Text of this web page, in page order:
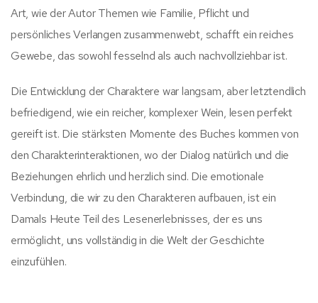
Art, wie der Autor Themen wie Familie, Pflicht und
persönliches Verlangen zusammenwebt, schafft ein reiches
Gewebe, das sowohl fesselnd als auch nachvollziehbar ist.
Die Entwicklung der Charaktere war langsam, aber letztendlich
befriedigend, wie ein reicher, komplexer Wein, lesen perfekt
gereift ist. Die stärksten Momente des Buches kommen von
den Charakterinteraktionen, wo der Dialog natürlich und die
Beziehungen ehrlich und herzlich sind. Die emotionale
Verbindung, die wir zu den Charakteren aufbauen, ist ein
Damals Heute Teil des Lesenerlebnisses, der es uns
ermöglicht, uns vollständig in die Welt der Geschichte
einzufühlen.